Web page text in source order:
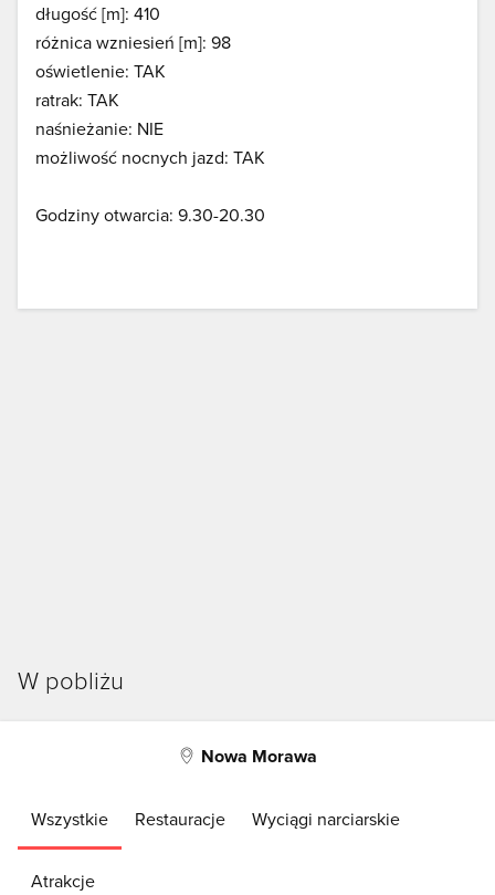
długość [m]: 410
różnica wzniesień [m]: 98
oświetlenie: TAK
ratrak: TAK
naśnieżanie: NIE
możliwość nocnych jazd: TAK
Godziny otwarcia: 9.30-20.30
W pobliżu
Nowa Morawa
Wszystkie Restauracje Wyciągi narciarskie
Atrakcje